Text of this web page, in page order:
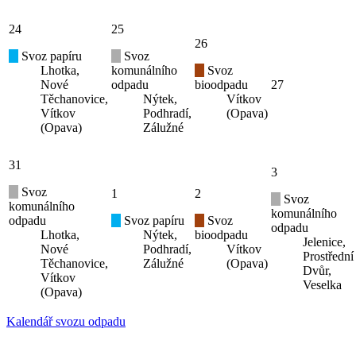
24
Svoz papíru
Lhotka,
Nové
Těchanovice,
Vítkov
(Opava)
25
Svoz
komunálního
odpadu
Nýtek,
Podhradí,
Zálužné
26
Svoz
bioodpadu
Vítkov
(Opava)
27
31
Svoz
komunálního
odpadu
Lhotka,
Nové
Těchanovice,
Vítkov
(Opava)
1
Svoz papíru
Nýtek,
Podhradí,
Zálužné
2
Svoz
bioodpadu
Vítkov
(Opava)
3
Svoz
komunálního
odpadu
Jelenice,
Prostřední
Dvůr,
Veselka
Kalendář svozu odpadu